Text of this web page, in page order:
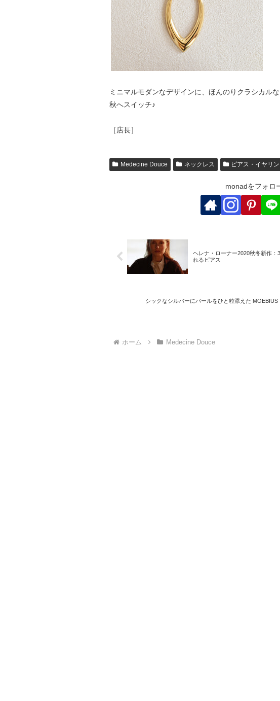
ミニマルモダンなデザインに、ほんのりクラシカル
秋へスイッチ♪
［店長］
Medecine Douce ネックレス ピアス・イヤリ
monadをフォロ
ヘレナ・ローナー2020秋冬新作
れるピアス
シックなシルバーにパールをひと粒添えた MOEBIUS
ホーム Medecine Douce